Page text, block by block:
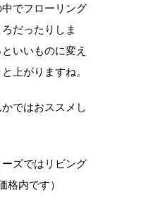
でフローリング
だったりしま
いいものに変え
上がりますね。
ではおススメし
ズではリビング
格内です）